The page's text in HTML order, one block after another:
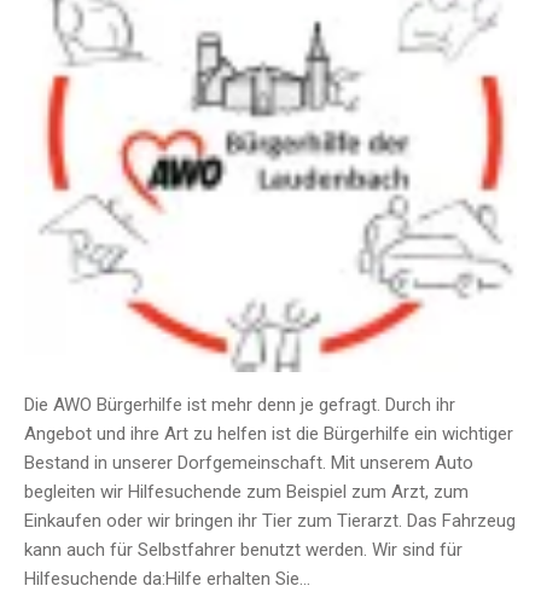
Die AWO Bürgerhilfe ist mehr denn je gefragt. Durch ihr
Angebot und ihre Art zu helfen ist die Bürgerhilfe ein wichtiger
Bestand in unserer Dorfgemeinschaft. Mit unserem Auto
begleiten wir Hilfesuchende zum Beispiel zum Arzt, zum
Einkaufen oder wir bringen ihr Tier zum Tierarzt. Das Fahrzeug
kann auch für Selbstfahrer benutzt werden. Wir sind für
Hilfesuchende da:Hilfe erhalten Sie…